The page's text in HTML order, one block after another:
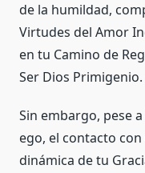
de la humildad,
Virtudes del Amor
en tu Camino de
Ser Dios Primigenio.
Sin embargo, pese
ego, el contacto
dinámica de tu